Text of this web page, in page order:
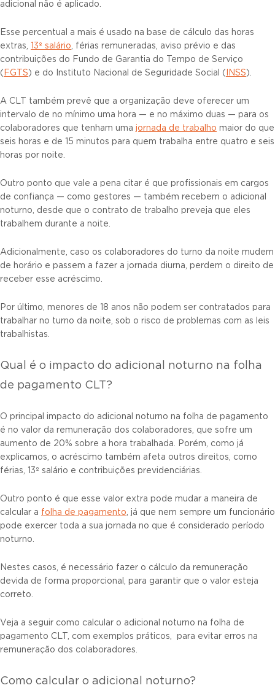
adicional não é aplicado.
Esse percentual a mais é usado na base de cálculo das horas
extras,
13º salário, férias remuneradas, aviso prévio e das
contribuições do Fundo de Garantia do Tempo de Serviço
( FGTS ) e do Instituto Nacional de Seguridade Social ( INSS ).
A CLT também prevê que a organização deve oferecer um
intervalo de no mínimo uma hora — e no máximo duas — para os
colaboradores que tenham uma jornada de trabalho maior do que
seis horas e de 15 minutos para quem trabalha entre quatro e seis
horas por noite.
Outro ponto que vale a pena citar é que profissionais em cargos
de confiança — como gestores — também recebem o adicional
noturno, desde que o contrato de trabalho preveja que eles
trabalhem durante a noite.
Adicionalmente, caso os colaboradores do turno da noite mudem
de horário e passem a fazer a jornada diurna, perdem o direito de
receber esse acréscimo.
Por último, menores de 18 anos não podem ser contratados para
trabalhar no turno da noite, sob o risco de problemas com as leis
trabalhistas.
Qual é o impacto do adicional noturno na folha
de pagamento CLT?
O principal impacto do adicional noturno na folha de pagamento
é no valor da remuneração dos colaboradores, que sofre um
aumento de 20% sobre a hora trabalhada. Porém, como já
explicamos, o acréscimo também afeta outros direitos, como
férias, 13º salário e contribuições previdenciárias.
Outro ponto é que esse valor extra pode mudar a maneira de
calcular a folha de pagamento, já que nem sempre um funcionário
pode exercer toda a sua jornada no que é considerado período
noturno.
Nestes casos, é necessário fazer o cálculo da remuneração
devida de forma proporcional, para garantir que o valor esteja
correto.
Veja a seguir como calcular o adicional noturno na folha de
pagamento CLT, com exemplos práticos, para evitar erros na
remuneração dos colaboradores.
Como calcular o adicional noturno?